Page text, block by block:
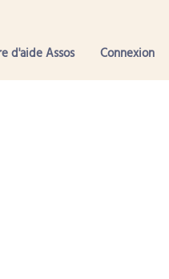
d'aide Assos Connexion